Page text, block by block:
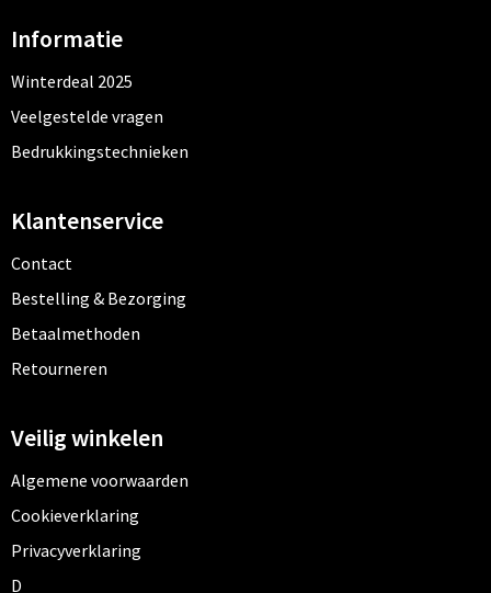
Informatie
Winterdeal 2025
Veelgestelde vragen
Bedrukkingstechnieken
Klantenservice
Contact
Bestelling & Bezorging
Betaalmethoden
Retourneren
Veilig winkelen
Algemene voorwaarden
Cookieverklaring
Privacyverklaring
Disclaimer